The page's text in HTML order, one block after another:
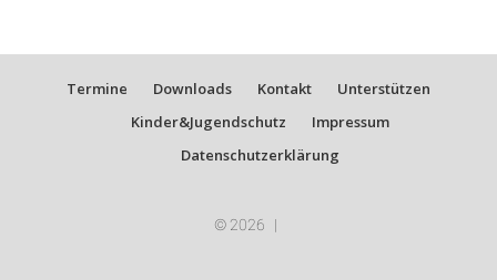
Termine Downloads Kontakt
Unterstützen
Kinder&Jugendschutz
Impressum
Datenschutzerklärung
© 2026 |